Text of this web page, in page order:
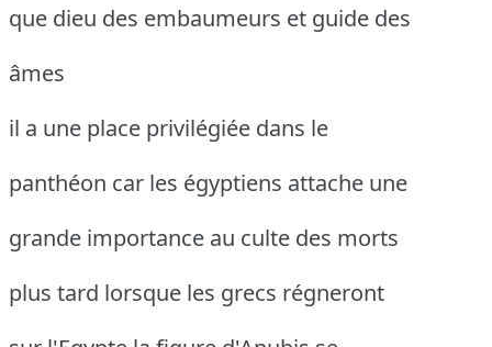
que dieu des embaumeurs et guide des
âmes
il a une place privilégiée dans le
panthéon car les égyptiens attache une
grande importance au culte des morts
plus tard lorsque les grecs régneront